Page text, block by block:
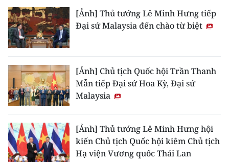
[Ảnh] Thủ tướng Lê Minh Hưng tiếp
Đại sứ Malaysia đến chào từ biệt
[Ảnh] Chủ tịch Quốc hội Trần Thanh
Mẫn tiếp Đại sứ Hoa Kỳ, Đại sứ
Malaysia
[Ảnh] Thủ tướng Lê Minh Hưng hội
kiến Chủ tịch Quốc hội kiêm Chủ tịch
Hạ viện Vương quốc Thái Lan